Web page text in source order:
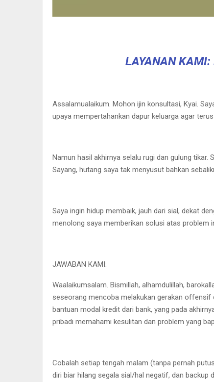
LAYANAN KAMI:
Assalamualaikum. Mohon ijin konsultasi, Kyai.
upaya mempertahankan dapur keluarga agar
Namun hasil akhirnya selalu rugi dan gulung
Sayang, hutang saya tak menyusut bahkan
Saya ingin hidup membaik, jauh dari sial, dekat
menolong saya memberikan solusi atas problem
JAWABAN KAMI:
Waalaikumsalam. Bismillah, alhamdulillah,
seseorang mencoba melakukan gerakan offensif
bantuan modal kredit dari bank, yang pada
pribadi memahami kesulitan dan problem yang
Cobalah setiap tengah malam (tanpa pernah
diri biar hilang segala sial/hal negatif, dan backup